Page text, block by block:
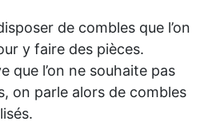
de combles que l’on
y faire des pièces.
que l’on ne souhaite pas
on parle alors de combles